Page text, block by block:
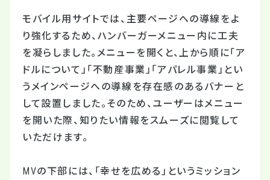
モバイル用サイトでは、主要ページへの導線をよ
り強化するため、ハンバーガーメニュー内に工夫
を凝らしました。メニューを開くと、上から順に「ア
ドルについて」「不動産事業」「アパレル事業」とい
うメインページへの導線を存在感のあるバナーと
して設置しました。そのため、ユーザーはメニュー
を開いた際、知りたい情報をスムーズに閲覧して
いただけます。
MVの下部には、「幸せを広める」というミッション